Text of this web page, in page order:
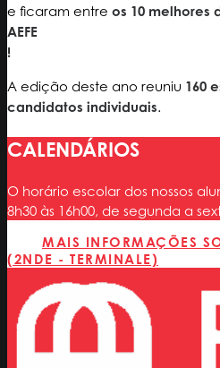
e ficaram entre os 10 melhores
AEFE
!
A edição deste ano reuniu 160
candidatos individuais
CALENDÁRIOS
O horário escolar dos nossos
8h30 às 16h00, de segunda a
MAIS INFORMAÇÕES
(2NDE - TERMINALE)